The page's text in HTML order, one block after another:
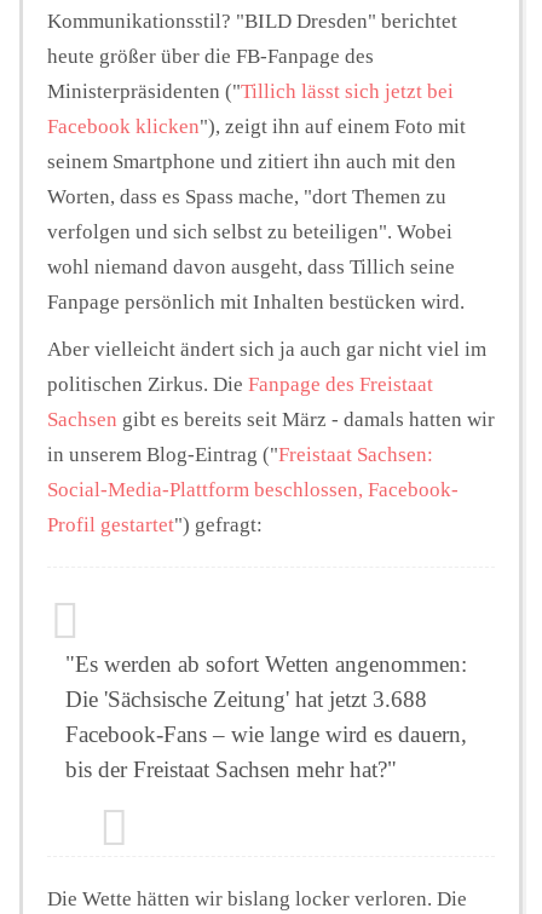
Kommunikationsstil? "BILD Dresden" berichtet
heute größer über die FB-Fanpage des
Ministerpräsidenten ("Tillich lässt sich jetzt bei
Facebook klicken"), zeigt ihn auf einem Foto mit
seinem Smartphone und zitiert ihn auch mit den
Worten, dass es Spass mache, "dort Themen zu
verfolgen und sich selbst zu beteiligen". Wobei
wohl niemand davon ausgeht, dass Tillich seine
Fanpage persönlich mit Inhalten bestücken wird.
Aber vielleicht ändert sich ja auch gar nicht viel im
politischen Zirkus. Die Fanpage des Freistaat
Sachsen gibt es bereits seit März - damals hatten wir
in unserem Blog-Eintrag ("Freistaat Sachsen:
Social-Media-Plattform beschlossen, Facebook-
Profil gestartet") gefragt:
"Es werden ab sofort Wetten angenommen:
Die 'Sächsische Zeitung' hat jetzt 3.688
Facebook-Fans – wie lange wird es dauern,
bis der Freistaat Sachsen mehr hat?"
Die Wette hätten wir bislang locker verloren. Die